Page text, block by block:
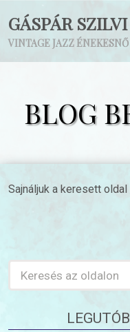
GÁSPÁR SZILVI
VINTAGE JAZZ ÉNEKESNŐ
BLOG
Sajnáljuk a keresett oldal